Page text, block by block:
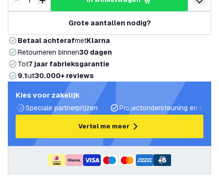
Verminder hoeveelheid
Verhoog hoeveelheid
Grote aantallen nodig?
Betaal achterafmetKlarna
Retourneren binnen30 dagen
Tot7 jaar fabrieksgarantie
9.1uit30.000+ reviews
Kies voor zakelijk
Speciale partnerprijzen
Projectondersteuning en
Vertel me meer
+6